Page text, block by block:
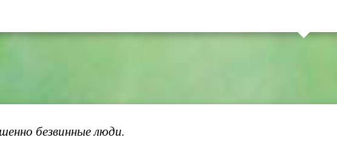
безвинные люди.